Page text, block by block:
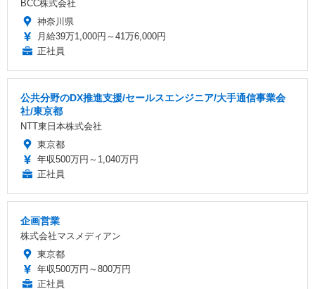
BCC株式会社
神奈川県
月給39万1,000円～41万6,000円
正社員
公共分野のDX推進支援/セールスエンジニア/大手通信事業会
社/東京都
NTT東日本株式会社
東京都
年収500万円～1,040万円
正社員
企画営業
株式会社マスメディアン
東京都
年収500万円～800万円
正社員